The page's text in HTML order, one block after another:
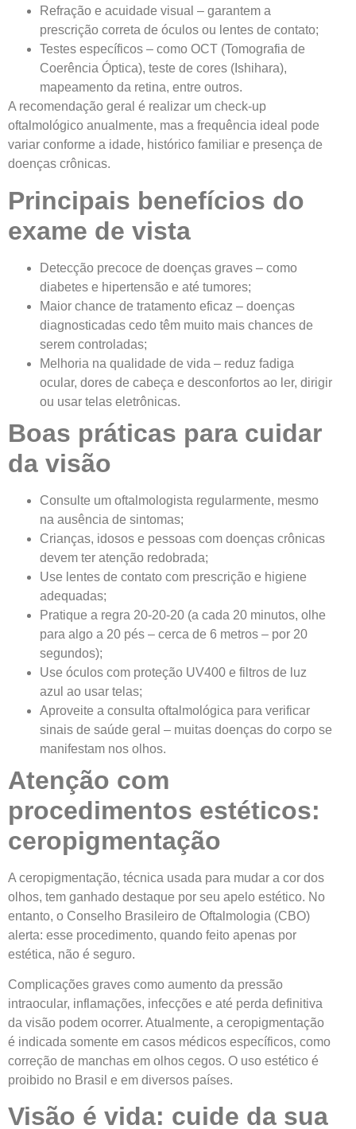
Refração e acuidade visual – garantem a
prescrição correta de óculos ou lentes de contato;
Testes específicos – como OCT (Tomografia de
Coerência Óptica), teste de cores (Ishihara),
mapeamento da retina, entre outros.
A recomendação geral é realizar um check-up
oftalmológico anualmente, mas a frequência ideal pode
variar conforme a idade, histórico familiar e presença de
doenças crônicas.
Principais benefícios do
exame de vista
Detecção precoce de doenças graves – como
diabetes e hipertensão e até tumores;
Maior chance de tratamento eficaz – doenças
diagnosticadas cedo têm muito mais chances de
serem controladas;
Melhoria na qualidade de vida – reduz fadiga
ocular, dores de cabeça e desconfortos ao ler, dirigir
ou usar telas eletrônicas.
Boas práticas para cuidar
da visão
Consulte um oftalmologista regularmente, mesmo
na ausência de sintomas;
Crianças, idosos e pessoas com doenças crônicas
devem ter atenção redobrada;
Use lentes de contato com prescrição e higiene
adequadas;
Pratique a regra 20-20-20 (a cada 20 minutos, olhe
para algo a 20 pés – cerca de 6 metros – por 20
segundos);
Use óculos com proteção UV400 e filtros de luz
azul ao usar telas;
Aproveite a consulta oftalmológica para verificar
sinais de saúde geral – muitas doenças do corpo se
manifestam nos olhos.
Atenção com
procedimentos estéticos:
ceropigmentação
A ceropigmentação, técnica usada para mudar a cor dos
olhos, tem ganhado destaque por seu apelo estético. No
entanto, o Conselho Brasileiro de Oftalmologia (CBO)
alerta: esse procedimento, quando feito apenas por
estética, não é seguro.
Complicações graves como aumento da pressão
intraocular, inflamações, infecções e até perda definitiva
da visão podem ocorrer. Atualmente, a ceropigmentação
é indicada somente em casos médicos específicos, como
correção de manchas em olhos cegos. O uso estético é
proibido no Brasil e em diversos países.
Visão é vida: cuide da sua